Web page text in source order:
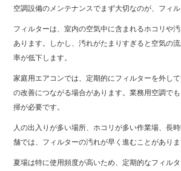
空調設備のメンテナンスでまず大切なのが、フィル
フィルターは、室内の空気中に含まれるホコリや
あります。しかし、汚れがたまりすぎると空気の
率が低下します。
家庭用エアコンでは、定期的にフィルターを外し
の改善につながる場合があります。業務用空調で
掃が必要です。
人の出入りが多い場所、ホコリが多い作業場、長
舗では、フィルターの汚れが早く進むことがありま
夏場は特に使用頻度が高いため、定期的なフィル